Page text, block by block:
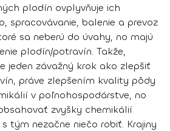
plodín ovplyvňuje ich
spracovávanie, balenie a prevoz
sa neberú do úvahy, no majú
plodín/potravín. Takže,
jeden závažný krok ako zlepšiť
práve zlepšením kvality pôdy
v poľnohospodárstve, no
zvyšky chemikálií
tým nezačne niečo robiť. Krajiny